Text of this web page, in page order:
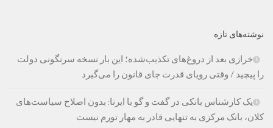
نوشته‌های تازه
خرازی بعد از دروغ‌های تکذیب‌شده؛ این بار نسخه سرنگونی دولت
را پیچید / وقتی رویای قدرت جای قانون را می‌گیرد
یک کارشناس بانکی در گفت و گو با ایرنا: بدون اصلاح سیاست‌های
کلان، بانک مرکزی به تنهایی قادر به مهار تورم نیست